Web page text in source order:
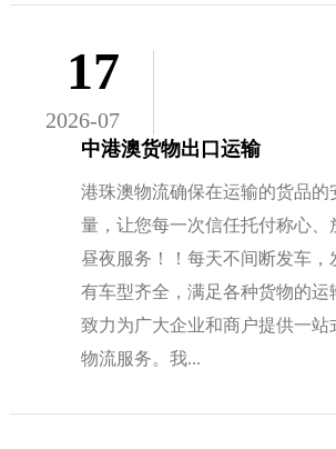
17
2026-07
中港澳货物出口运输
港珠澳物流确保在运输的货品的
量，让您每一次信任托付称心、
昼夜服务！！每天不间断发车，
有车型齐全，满足各种货物的运
致力为广大企业和商户提供一站
物流服务。我...